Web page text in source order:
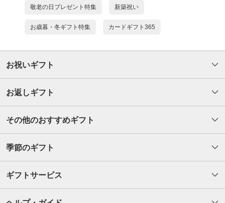
敬老の日プレゼント特集 新築祝い
お歳暮・冬ギフト特集 カードギフト365
お祝いギフト
お返しギフト
その他のおすすめギフト
季節のギフト
ギフトサービス